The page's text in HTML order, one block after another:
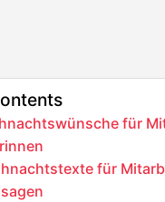
für
für